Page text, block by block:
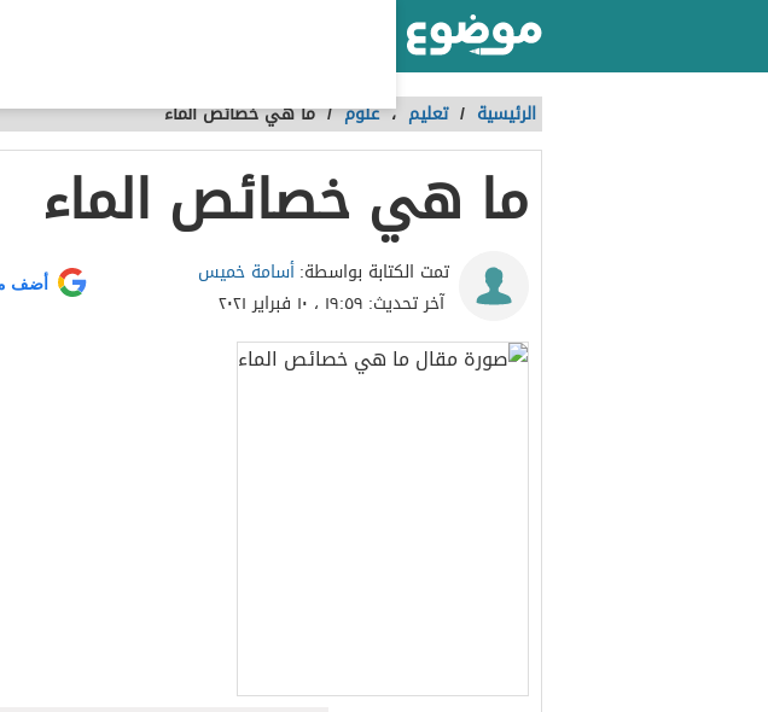
الرئيسية / تعليم ،علوم /ما هي خصائص الماء
ما هي خصائص الماء
تمت الكتابة بواسطة:أسامة خميس
آخر تحديث: ١٩:٥٩ ، ١٠ فبراير ٢٠٢١
أضف